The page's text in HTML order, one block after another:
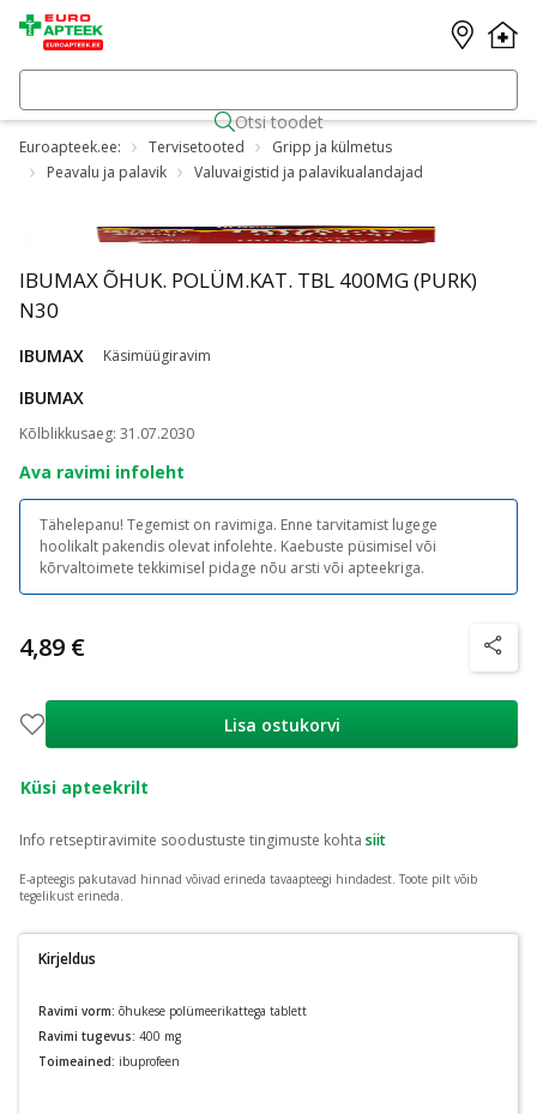
Otsi toodet
Euroapteek.ee: Tervisetooted
Gripp ja külmetus
Peavalu ja palavik
Valuvaigistid ja palavikualandajad
IBUMAX ÕHUK. POLÜM.KAT. TBL 400MG (PURK)
N30
IBUMAX Käsimüügiravim
IBUMAX
Kõlblikkusaeg: 31.07.2030
Ava ravimi infoleht
Tähelepanu! Tegemist on ravimiga. Enne tarvitamist lugege
hoolikalt pakendis olevat infolehte. Kaebuste püsimisel või
kõrvaltoimete tekkimisel pidage nõu arsti või apteekriga.
4,89 € nõuanne
Lisa ostukorvi
Küsi apteekrilt
Info retseptiravimite soodustuste tingimuste kohta siit
E-apteegis pakutavad hinnad võivad erineda tavaapteegi hindadest. Toote pilt võib
tegelikust erineda.
Kirjeldus
Ravimi vorm: õhukese polümeerikattega tablett
Ravimi tugevus: 400 mg
Toimeained: ibuprofeen